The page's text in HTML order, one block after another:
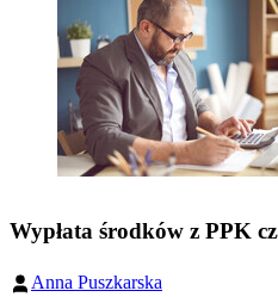
Wypłata środków z PPK
Anna Puszkarska